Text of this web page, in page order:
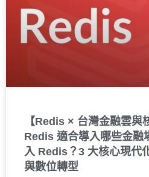
【Redis × 台灣金融雲與
Redis 適合導入哪些金融
入 Redis？3 大核心現代
與數位轉型